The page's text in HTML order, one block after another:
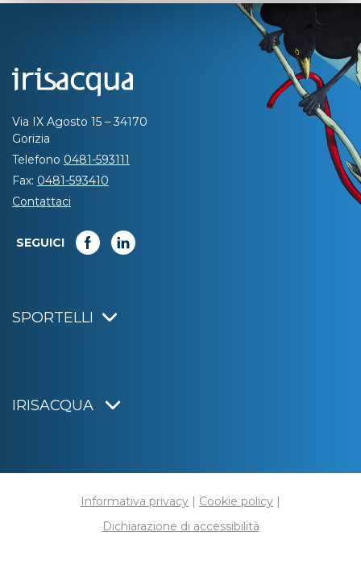
Via IX Agosto 15 – 34170
Gorizia
Telefono 0481-593111
Fax: 0481-593410
Contattaci
SEGUICI
SPORTELLI
IRISACQUA
Informativa privacy | Cookie policy |
Dichiarazione di accessibilità